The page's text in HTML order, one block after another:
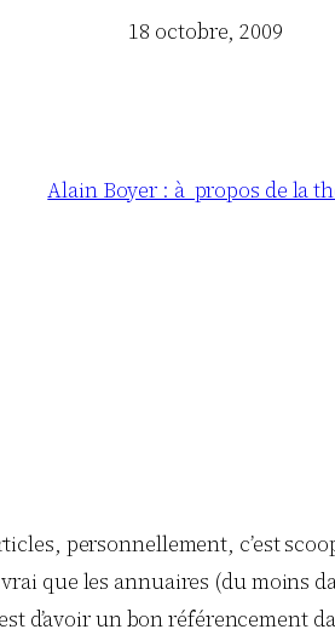
Date
18 octobre, 2009
Alain Boyer : à propos de la
personnellement, c’est
que les annuaires (du moins
d’avoir un bon référencement